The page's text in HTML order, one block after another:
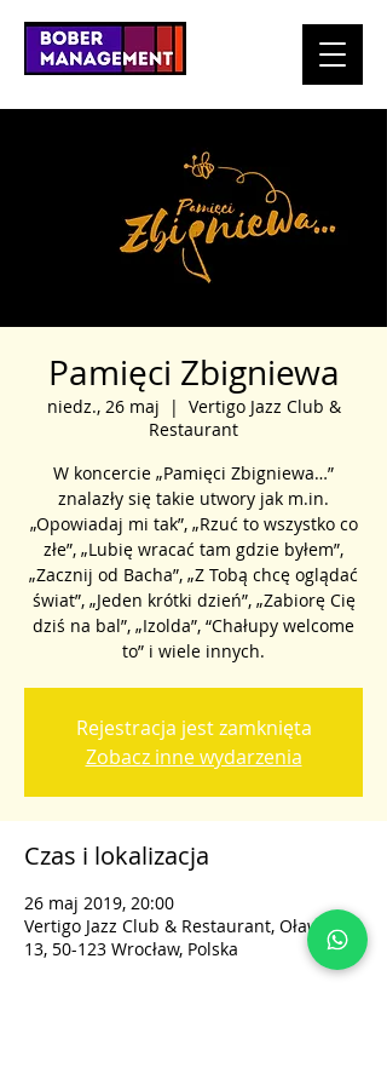
Pamięci Zbigniewa
niedz., 26 maj
  |
Vertigo Jazz Club &
Restaurant
W koncercie „Pamięci Zbigniewa…”
znalazły się takie utwory jak m.in.
„Opowiadaj mi tak”, „Rzuć to wszystko co
złe”, „Lubię wracać tam gdzie byłem”,
„Zacznij od Bacha”, „Z Tobą chcę oglądać
świat”, „Jeden krótki dzień”, „Zabiorę Cię
dziś na bal”, „Izolda”, “Chałupy welcome
to” i wiele innych.
Rejestracja jest zamknięta
Zobacz inne wydarzenia
Czas i lokalizacja
26 maj 2019, 20:00
Vertigo Jazz Club & Restaurant, Oławska
13, 50-123 Wrocław, Polska